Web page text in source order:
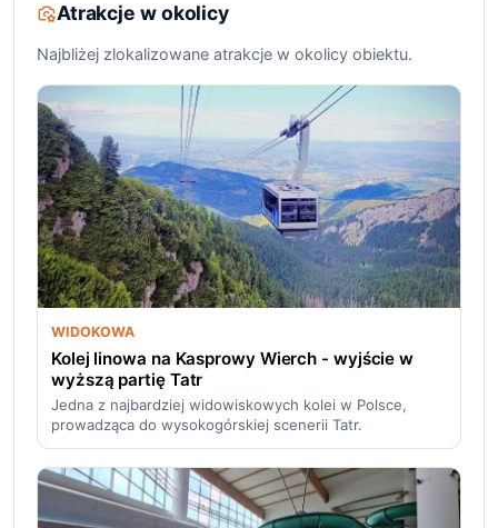
Atrakcje w okolicy
Najbliżej zlokalizowane atrakcje w okolicy obiektu.
WIDOKOWA
Kolej linowa na Kasprowy Wierch - wyjście w
wyższą partię Tatr
Jedna z najbardziej widowiskowych kolei w Polsce,
prowadząca do wysokogórskiej scenerii Tatr.